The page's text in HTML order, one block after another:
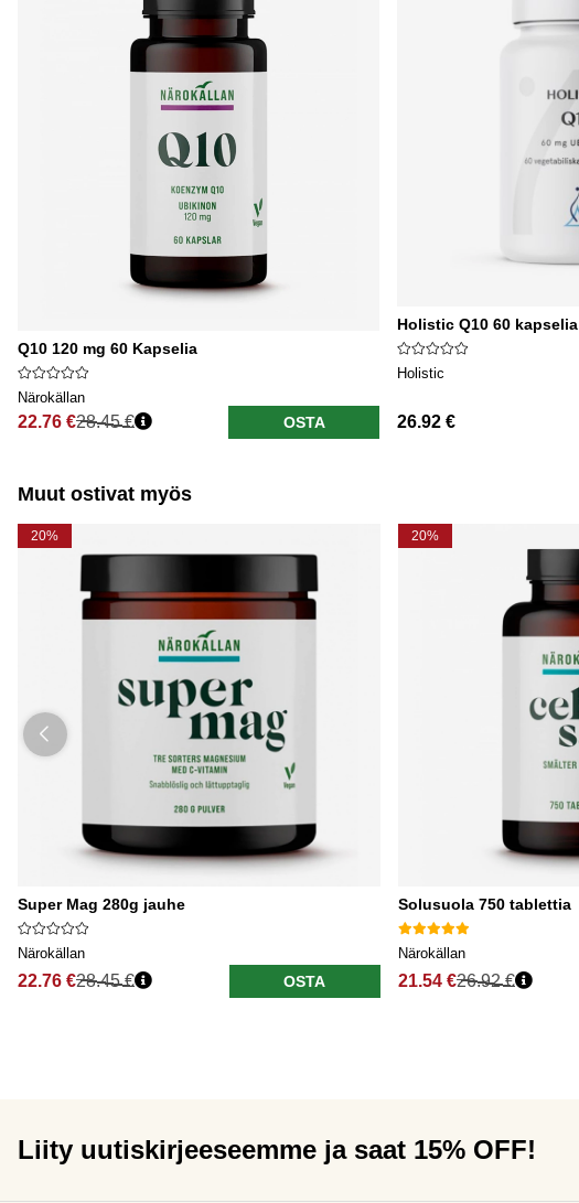
Q10 120 mg 60 Kapselia
Närokällan
22.76 €
Normaali hinta
28.45 € OSTA
Holistic Q10 60 kapselia
Holistic
26.92 €
Muut ostivat myös
20%
Super Mag 280g jauhe
Närokällan
22.76 €28.45 € OSTA
20%
Solusuola 750 tablettia
Närokällan
21.54 €26.92 €
Liity uutiskirjeeseemme ja saat 15% OFF!